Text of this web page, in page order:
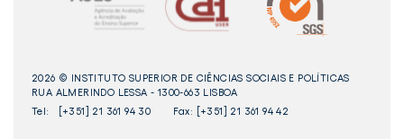
2026 © INSTITUTO SUPERIOR DE CIÊNCIAS SOCIAIS E POLÍTICAS
RUA ALMERINDO LESSA - 1300-663 LISBOA
Tel:
[+351] 21 361 94 30 Fax: [+351] 21 361 94 42